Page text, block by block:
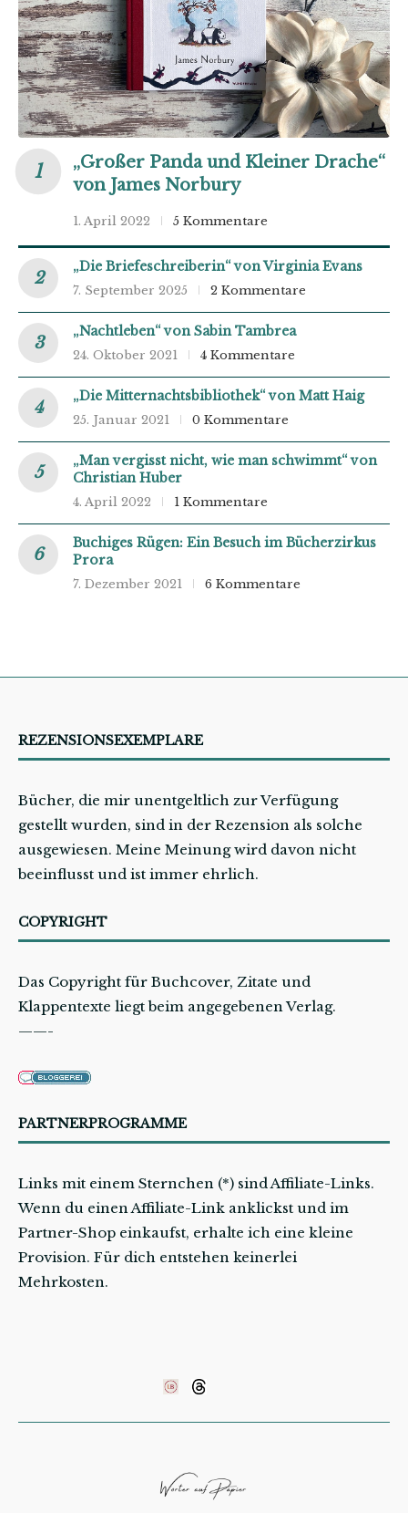
„Großer Panda und Kleiner Drache“
von James Norbury
1. April 2022 5 Kommentare
„Die Briefeschreiberin“ von Virginia Evans
7. September 2025 2 Kommentare
„Nachtleben“ von Sabin Tambrea
24. Oktober 2021 4 Kommentare
„Die Mitternachtsbibliothek“ von Matt Haig
25. Januar 2021 0 Kommentare
„Man vergisst nicht, wie man schwimmt“ von
Christian Huber
4. April 2022 1 Kommentare
Buchiges Rügen: Ein Besuch im Bücherzirkus
Prora
7. Dezember 2021 6 Kommentare
REZENSIONSEXEMPLARE
Bücher, die mir unentgeltlich zur Verfügung
gestellt wurden, sind in der Rezension als solche
ausgewiesen. Meine Meinung wird davon nicht
beeinflusst und ist immer ehrlich.
COPYRIGHT
Das Copyright für Buchcover, Zitate und
Klappentexte liegt beim angegebenen Verlag.
——-
PARTNERPROGRAMME
Links mit einem Sternchen (*) sind Affiliate-Links.
Wenn du einen Affiliate-Link anklickst und im
Partner-Shop einkaufst, erhalte ich eine kleine
Provision. Für dich entstehen keinerlei
Mehrkosten.